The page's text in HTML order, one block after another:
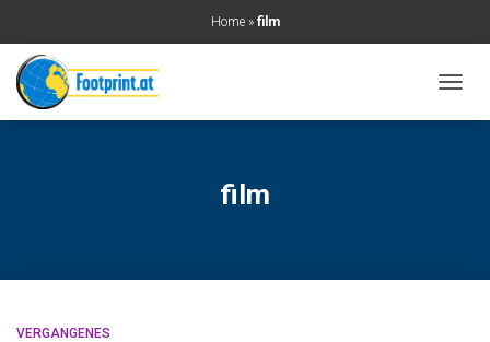
Home» film
film
VERGANGENES